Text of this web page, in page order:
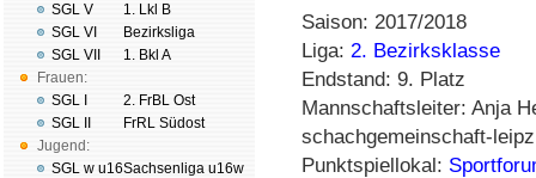
SGL V
SGL VI
SGL VII
Frauen:
SGL I
SGL II
Jugend:
SGL w u16
1. Lkl B
Bezirksliga
1. Bkl A
2. FrBL Ost
FrRL Südost
Sachsenliga u16w
Saison: 2017/2018
Liga: 2. Bezirksklasse
Endstand: 9. Platz
Mannschaftsleiter: Anja
schachgemeinschaft-
Punktspiellokal: